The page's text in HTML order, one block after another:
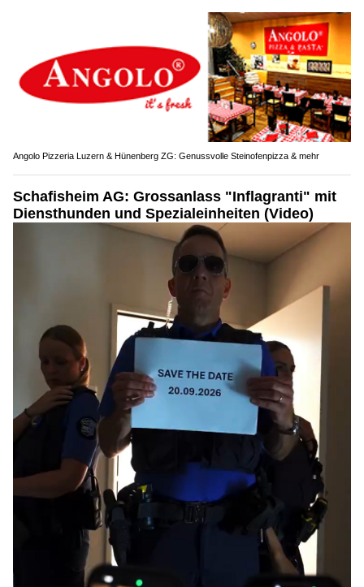
Angolo Pizzeria Luzern & Hünenberg ZG: Genussvolle Steinofenpizza & mehr
Schafisheim AG: Grossanlass "Inflagranti" mit
Diensthunden und Spezialeinheiten (Video)